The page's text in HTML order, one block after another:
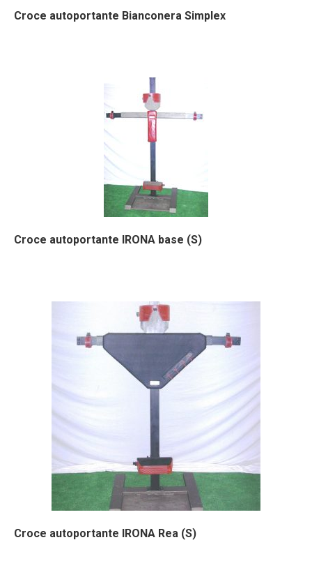
Croce autoportante Bianconera Simplex
Croce autoportante IRONA base (S)
Croce autoportante IRONA Rea (S)